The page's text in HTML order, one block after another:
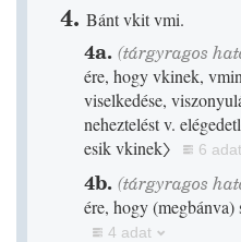
4. Bánt vkit vmi.
4a. (tárgyragos
ére, hogy vkinek,
viselkedése,
neheztelést v.
esik vkinek〉
6 adat
4b. (tárgyragos
ére, hogy(megbánva)
4 adat